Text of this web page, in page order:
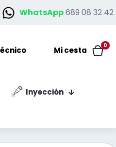
WhatsApp689 08 32 42
0
Mi cesta
Inyección